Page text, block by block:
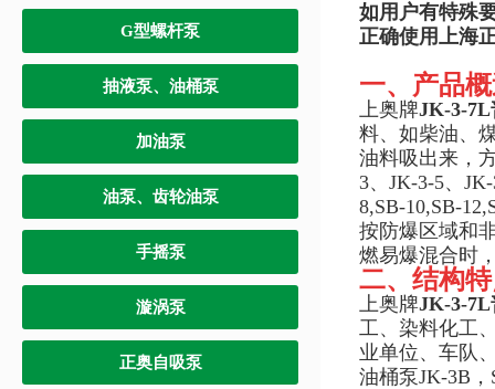
G型螺杆泵
抽液泵、油桶泵
加油泵
油泵、齿轮油泵
手摇泵
漩涡泵
正奥自吸泵
如用户有特殊
正确使用上海
一、产品
上奥牌JK-3-7L
料、如柴油、
油料吸出来，
3、JK-3-5、
8,SB-10,SB-
按防爆区域和
燃易爆混合时
二、结构
上奥牌JK-3-7L
工、染料化工
业单位、车队
油桶泵JK-3B